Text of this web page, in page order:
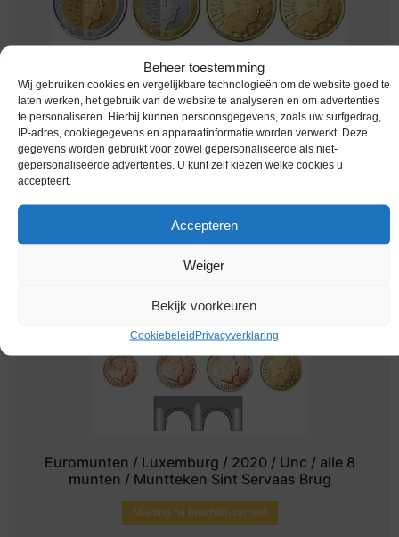
Beheer toestemming
Wij gebruiken cookies en vergelijkbare technologieën om de website goed te
laten werken, het gebruik van de website te analyseren en om advertenties
te personaliseren. Hierbij kunnen persoonsgegevens, zoals uw surfgedrag,
IP-adres, cookiegegevens en apparaatinformatie worden verwerkt. Deze
gegevens worden gebruikt voor zowel gepersonaliseerde als niet-
gepersonaliseerde advertenties. U kunt zelf kiezen welke cookies u
accepteert.
Accepteren
Weiger
Bekijk voorkeuren
CookiebeleidPrivacyverklaring
Euromunten / Luxemburg / 2013 / Unc / alle 8
munten
Euromunten / Luxemburg / 2020 / Unc / alle 8
munten / Muntteken Sint Servaas Brug
Melding bij beschikbaarheid